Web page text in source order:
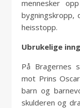
mennesker
heisstopp.
Ubrukelige
På Bragernes
mot Prins
barn og
skulderen og